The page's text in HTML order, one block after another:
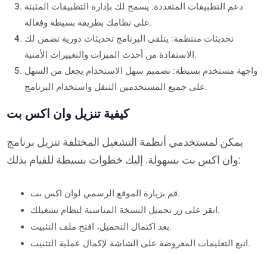
دعم التطبيقات المتعددة: يسمح لك بإدارة التطبيقات المثبتة
على نظامك بطريقة بسيطة وفعالة.
تحديثات منتظمة: يتلقى البرنامج تحديثات دورية تضمن لك
الاستفادة من أحدث الميزات والتغييرات الأمنية.
واجهة مستخدم بسيطة: تصميم سهل الاستخدام يجعل من السهل
على جميع المستخدمين التنقل واستخدام البرنامج.
كيفية تنزيل وان اكس بت
يمكن لمستخدمي أنظمة التشغيل المختلفة تنزيل برنامج
وان اكس بت بسهولة. إليك خطوات بسيطة للقيام بذلك:
قم بزيارة الموقع الرسمي لوان اكس بت.
انقر على زر تحميل النسخة المناسبة لنظام تشغيلك.
بعد اكتمال التحميل، افتح ملف التثبيت.
اتبع التعليمات المعروضة على الشاشة لإكمال عملية التثبيت.